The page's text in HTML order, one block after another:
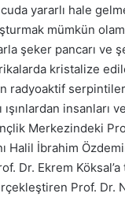
yararlı hale
mümkün
şeker pancarı ve
kristalize
radyoaktif
insanları
Merkezindeki
Halil İbrahim
Dr. Ekrem
Prof. Dr.